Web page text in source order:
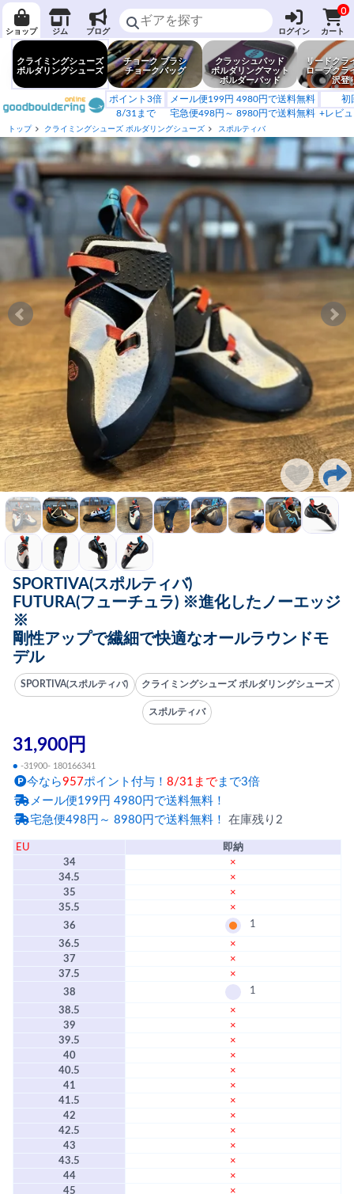
ショップ ジム ブログ ログイン
0
カート
クライミングシューズ
ボルダリングシューズ
チョーク ブラシ
チョークバッグ
クラッシュパッド
ボルダリングマット
ボルダーパッド
リードクラ
ロープクラ
沢登
ポイント3倍
8/31まで
メール便199円 4980円で送料無料
宅急便498円～ 8980円で送料無料
初
+レビ
トップ クライミングシューズ ボルダリングシューズ スポルティバ
SPORTIVA(スポルティバ)
FUTURA(フューチュラ) ※進化したノーエッジ
※
剛性アップで繊細で快適なオールラウンドモ
デル
SPORTIVA(スポルティバ) クライミングシューズ ボルダリングシューズ
スポルティバ
31,900円
● -31900- 180166341
今なら957ポイント付与！ 8/31まで まで3倍
メール便199円 4980円で送料無料！
宅急便498円～ 8980円で送料無料！ 在庫残り2
EU
即納
34
×
34.5
×
35
×
35.5
×
36
1
36.5
×
37
×
37.5
×
38
1
38.5
×
39
×
39.5
×
40
×
40.5
×
41
×
41.5
×
42
×
42.5
×
43
×
43.5
×
44
×
45
×